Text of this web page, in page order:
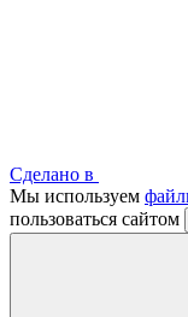
Сделано в
Мы используем
пользоваться сайтом